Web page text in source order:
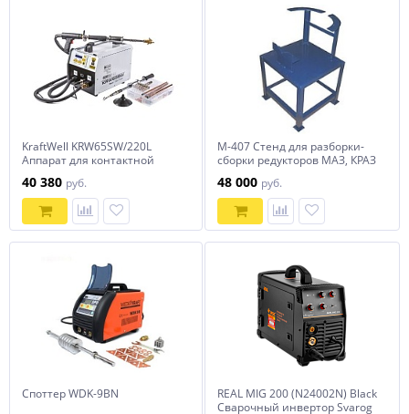
KraftWell KRW65SW/220L
Аппарат для контактной
(споттер)
40 380 руб.
М-407 Стенд для разборки-
сборки редукторов МАЗ, КРАЗ
48 000 руб.
Споттер WDK-9BN
REAL MIG 200 (N24002N) Black
Сварочный инвертор Svarog